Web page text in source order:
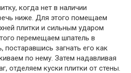
когда нет в наличии
ниже. Для этого помещаем
плитки и сильным ударом
перемещаем шпатель в
загнать его как
по нему. Затем надавливая
отделяем куски плитки от стены.